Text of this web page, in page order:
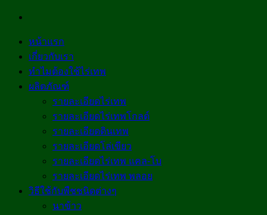
หน้าแรก
เกี่ยวกับเรา
ทำไมต้องใช้ไร่เทพ
ผลิตภัณฑ์
รายละเอียดไร่เทพ
รายละเอียดไร่เทพโกลด์
รายละเอียดดินเทพ
รายละเอียดโล่เขียว
รายละเอียดไร่เทพ แคล-โบ
รายละเอียดไร่เทพ พลอย
วิธีใช้กับพืชชนิดต่างๆ
นาข้าว